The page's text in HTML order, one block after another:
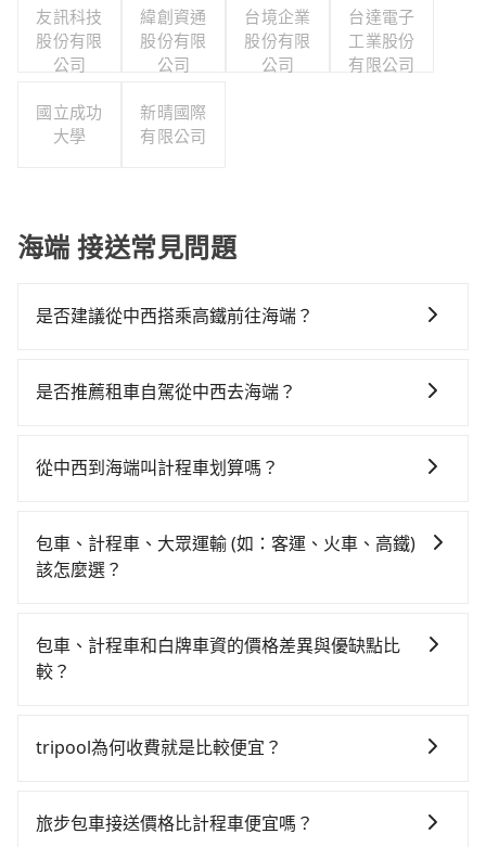
友訊科技
股份有限
公司
緯創資通
股份有限
公司
台境企業
股份有限
公司
台達電子
工業股份
有限公司
國立成功
大學
新晴國際
有限公司
海端 接送常見問題
是否建議從中西搭乘高鐵前往海端？
且難叫計程車前往高鐵站！台南-左營雖然一天最多時有
往最靠近的台南高鐵站，叫一輛計程車花費約300元、車
分）的高鐵從台南站前往左營高鐵站，每人票價140元，
再用10分鐘出站、等待車站前排班的計程車，搭上小黃
行，交通費總計7,640元。不過台南市領有合法執照的計
程車僅有4,100多輛，計程車的密度為雙北的4.6%，換句
費，看乘客是外地人便漫天喊價或恣意繞路。但如果全
僅至少額外負擔290元車資，而且更會額外浪費32分鐘
是否推薦租車自駕從中西去海端？
在車上休息，那在台南市中西區有4間租車車行，比方說
天租金約$1,500，九人座如Hyundai Starex或
Volkswagen T5，一天$4,500起，油錢（每公里約3
里程限定200~400公里，超過還會額外加收100~2,000
元不等的費用。由於絕大多數的租車公司都沒有提供甲
計程車便宜，但如果你當天只需要單程前往，隔天或多
時間做租還動作，另外承租過程繁瑣，租還通常需額外
從中西到海端叫計程車划算嗎？
灣大車隊、Uber、Line Taxi、Yoxi等，如果在路邊攔不
到車，也可考慮打電話至台南市中西區當地唯一的計程
約4,140輛，計程車密度為雙北的4.6%，也就是說要臨時
叫到小黃的難度是台北或新北的20倍之多。如果當天或
計程車司機不按錶計費，約有17%會採現場議價，建議
叫兩輛計程車的費用就貴了，改預約一輛tripool的九人
包車、計程車、大眾運輸 (如：客運、火車、高鐵)
該怎麼選？
擇： 預算：不同交通工具價格不同，可先確定您的預
算。計程車最貴，而大眾運輸通常較便宜。 行程：需多
車。 旅行人數：人數多時包車較方便舒適且每個人攤提
車，不趕時間即可選用大眾運輸。 便利性：需要便利性
包車、計程車和白牌車資的價格差異與優缺點比
較？
包車：優點是搭乘舒適可以根據自己的需求安排時間和
車：優點是24小時隨叫隨到，價格按錶計費，但若遇交
tripool為何收費就是比較便宜？
一次使用tripool的會擔心價格比市價便宜不少，是不是
旅步包車接送價格比計程車便宜嗎？